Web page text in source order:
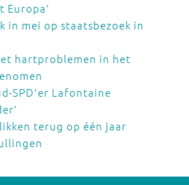
Europa'
in mei op staatsbezoek in
hartproblemen in het
SPD'er Lafontaine
terug op één jaar